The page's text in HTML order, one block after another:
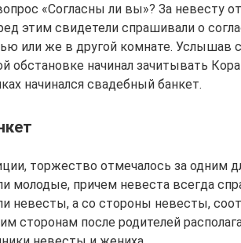
«Согласны ли вы»? За невесту
этим свидетели спрашивали о
или же в другой комнате. Услышав
обстановке начинал зачитывать
начинался свадебный банкет.
торжество отмечалось за одним
молодые, причем невеста всегда
невесты, а со стороны невесты,
сторонам после родителей